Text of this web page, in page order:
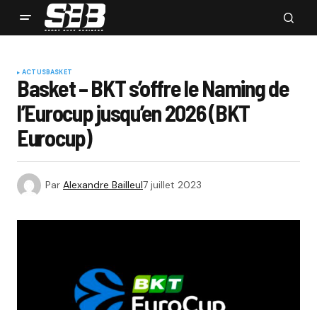
ACTUSBASKET
Basket – BKT s’offre le Naming de
l’Eurocup jusqu’en 2026 (BKT
Eurocup)
Par Alexandre Bailleul7 juillet 2023